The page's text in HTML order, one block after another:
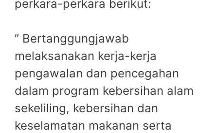
perkara-perkara berikut:
” Bertanggungjawab
melaksanakan kerja-kerja
pengawalan dan pencegahan
dalam program kebersihan alam
sekeliling, kebersihan dan
keselamatan makanan serta